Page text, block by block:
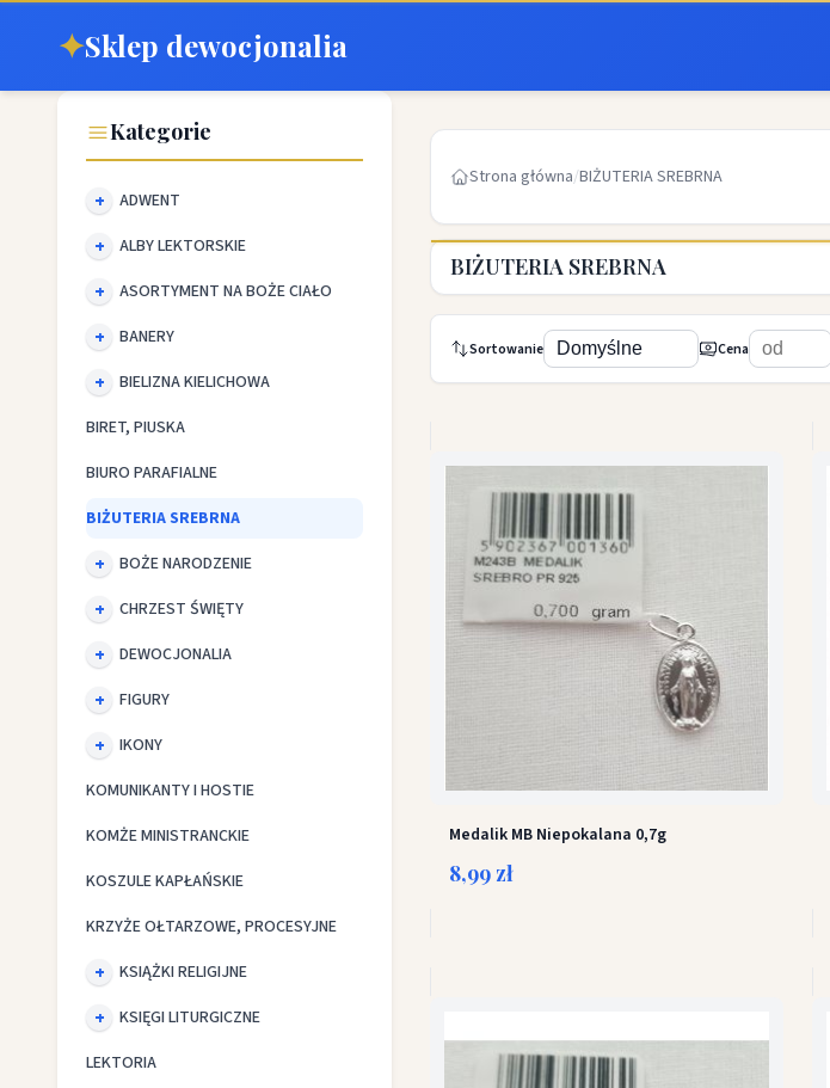
✦Sklep dewocjonalia
Kategorie
ADWENT
ALBY LEKTORSKIE
ASORTYMENT NA BOŻE CIAŁO
BANERY
BIELIZNA KIELICHOWA
BIRET, PIUSKA
BIURO PARAFIALNE
BIŻUTERIA SREBRNA
BOŻE NARODZENIE
CHRZEST ŚWIĘTY
DEWOCJONALIA
FIGURY
IKONY
KOMUNIKANTY I HOSTIE
KOMŻE MINISTRANCKIE
KOSZULE KAPŁAŃSKIE
KRZYŻE OŁTARZOWE, PROCESYJNE
KSIĄŻKI RELIGIJNE
KSIĘGI LITURGICZNE
LEKTORIA
Strona główna/BIŻUTERIA SREBRNA
BIŻUTERIA SREBRNA
Sortowanie Cena
Medalik MB Niepokalana 0,7g
8,99 zł